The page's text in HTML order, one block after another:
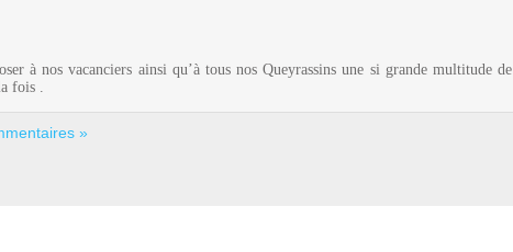
à nos vacanciers ainsi qu’à tous nos Queyrassins une si grande multitude de
fois .
»